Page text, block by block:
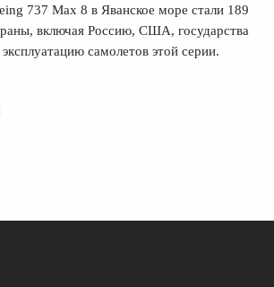
737 Max 8 в Яванское море стали 189
включая Россию, США, государства
самолетов этой серии.